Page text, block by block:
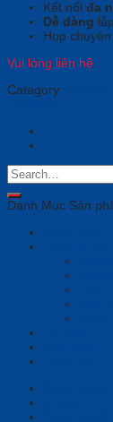
Kết nối đa
Dễ dàng
Họp
Vui lòng liên hệ
Category:
Danh Mục Sản